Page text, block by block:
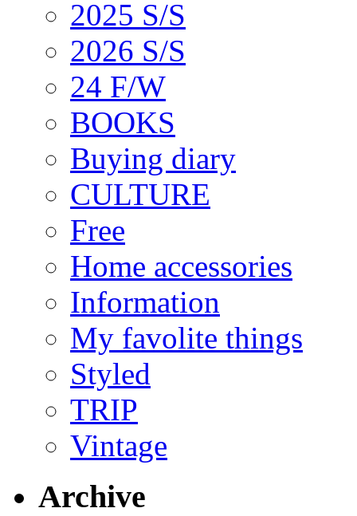
2025 S/S
2026 S/S
24 F/W
BOOKS
Buying diary
CULTURE
Free
Home accessories
Information
My favolite things
Styled
TRIP
Vintage
Archive